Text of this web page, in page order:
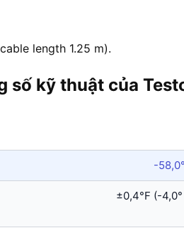
length 1.25 m).
số kỹ thuật của
-
±0,4°F (-